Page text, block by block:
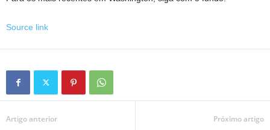
Source link
Artigo anterior Próximo artigo